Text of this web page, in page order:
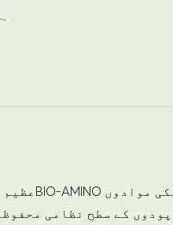
کے سطح نظامی